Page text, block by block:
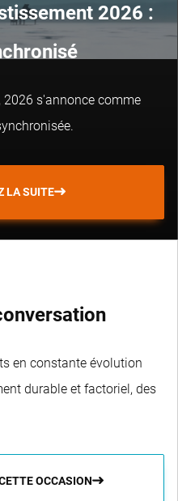
2026 :
2026 s'annonce comme
LA SUITE
en constante évolution
durable et factoriel, des
OCCASION